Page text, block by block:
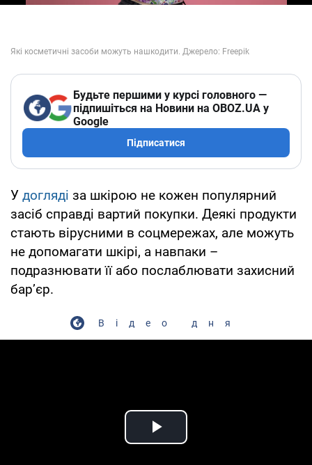
Будьте першими у курсі головного —
підпишіться на Новини на OBOZ.UA у
Google
Підписатися
У догляді за шкірою не кожен популярний
засіб справді вартий покупки. Деякі продукти
стають вірусними в соцмережах, але можуть
не допомагати шкірі, а навпаки –
подразнювати її або послаблювати захисний
бар’єр.
Відео дня
Play Video